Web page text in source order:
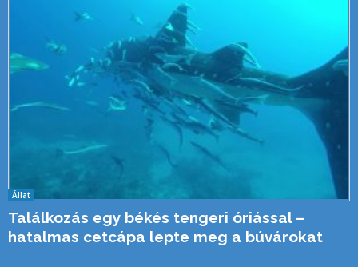
Állat
Találkozás egy békés tengeri óriással –
hatalmas cetcápa lepte meg a búvárokat